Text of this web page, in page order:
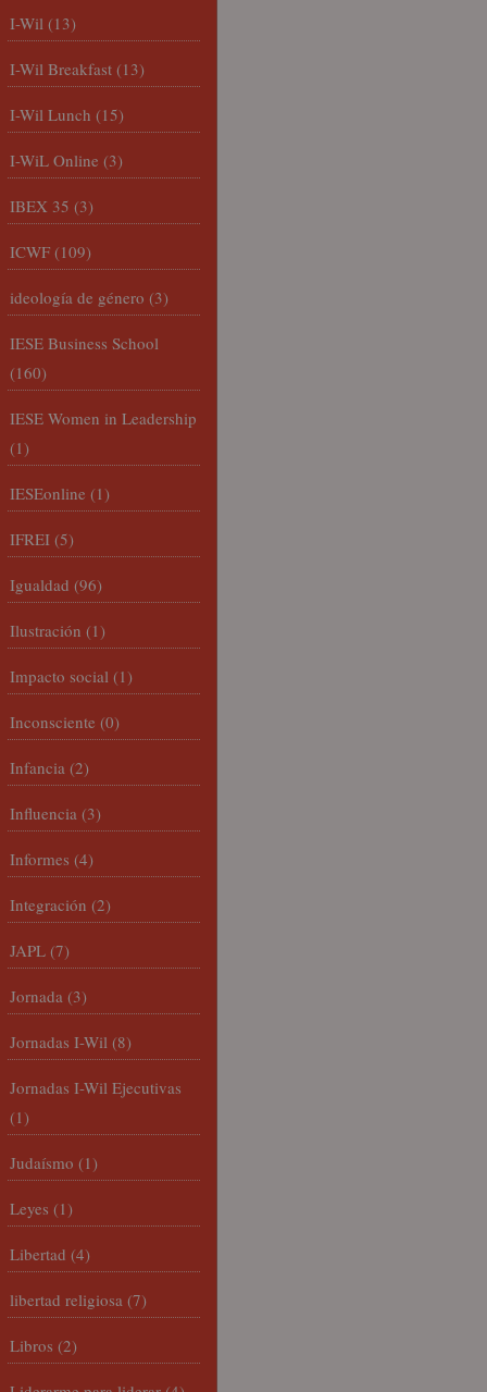
I-Wil (13)
I-Wil Breakfast (13)
I-Wil Lunch (15)
I-WiL Online (3)
IBEX 35 (3)
ICWF (109)
ideología de género (3)
IESE Business School
(160)
IESE Women in Leadership
(1)
IESEonline (1)
IFREI (5)
Igualdad (96)
Ilustración (1)
Impacto social (1)
Inconsciente (0)
Infancia (2)
Influencia (3)
Informes (4)
Integración (2)
JAPL (7)
Jornada (3)
Jornadas I-Wil (8)
Jornadas I-Wil Ejecutivas
(1)
Judaísmo (1)
Leyes (1)
Libertad (4)
libertad religiosa (7)
Libros (2)